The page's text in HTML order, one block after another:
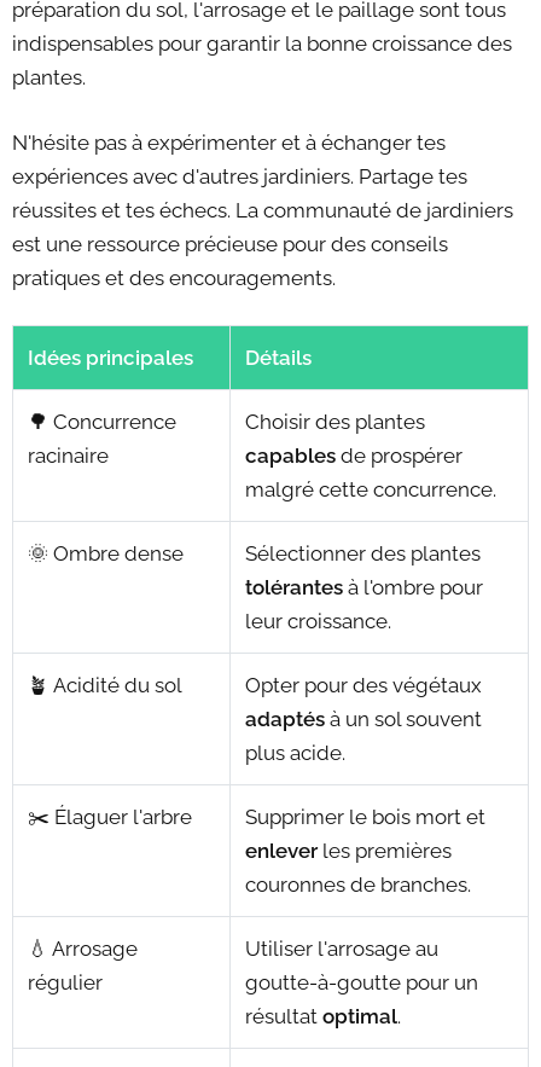
préparation du sol, l'arrosage et le paillage sont tous
indispensables pour garantir la bonne croissance des
plantes.
N'hésite pas à expérimenter et à échanger tes
expériences avec d'autres jardiniers. Partage tes
réussites et tes échecs. La communauté de jardiniers
est une ressource précieuse pour des conseils
pratiques et des encouragements.
Idées principales Détails
🌳 Concurrence
racinaire
Choisir des plantes
capables de prospérer
malgré cette concurrence.
🌞 Ombre dense
Sélectionner des plantes
tolérantes à l'ombre pour
leur croissance.
🪴 Acidité du sol
Opter pour des végétaux
adaptés à un sol souvent
plus acide.
✂️ Élaguer l'arbre
Supprimer le bois mort et
enleverles premières
couronnes de branches.
💧 Arrosage
régulier
Utiliser l'arrosage au
goutte-à-goutte pour un
résultat optimal.